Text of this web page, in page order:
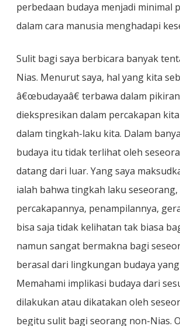
perbedaan budaya menjadi minimal
dalam cara manusia menghadapi
Sulit bagi saya berbicara banyak
Nias. Menurut saya, hal yang kita
â€œbudayaâ€ terbawa dalam
diekspresikan dalam percakapan
dalam tingkah-laku kita. Dalam
budaya itu tidak terlihat oleh
datang dari luar. Yang saya
ialah bahwa tingkah laku seseorang,
percakapannya, penampilannya,
bisa saja tidak kelihatan tak biasa
namun sangat bermakna bagi
berasal dari lingkungan budaya yang
Memahami implikasi budaya dari
dilakukan atau dikatakan oleh
begitu sulit bagi seorang non-Nias.